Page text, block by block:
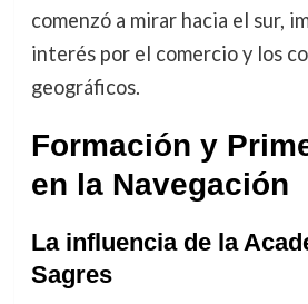
comenzó a mirar hacia el sur,
interés por el comercio y los
geográficos.
Formación y
en la Navegación
La influencia de la
Sagres